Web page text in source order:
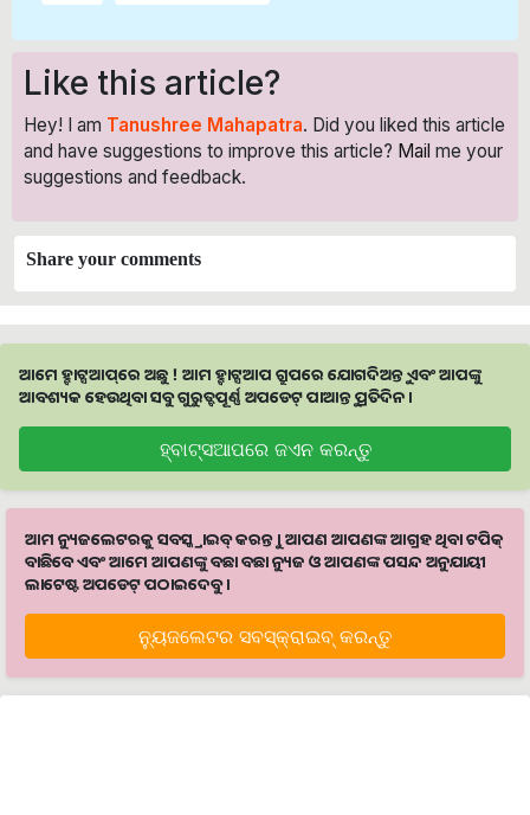
Like this article?
Hey! I am Tanushree Mahapatra. Did you liked this article
and have suggestions to improve this article? Mail me your
suggestions and feedback.
Share your comments
ଆମେ ହ୍ବାଟ୍ସଆପ୍‌ରେ ଅଛୁ ! ଆମ ହ୍ବାଟ୍ସଆପ ଗ୍ରୁପରେ ଯୋଗଦିଅନ୍ତୁ ଏବଂ ଆପଙ୍କୁ
ଆବଶ୍ୟକ ହେଉଥିବା ସବୁ ଗୁରୁତ୍ବପୂର୍ଣ୍ଣ ଅପଡେଟ୍‌ ପାଆନ୍ତୁ ପ୍ରତିଦିନ ।
ହ୍ବାଟ୍ସଆପରେ ଜଏନ କରନ୍ତୁ
ଆମ ନ୍ୟୁଜଲେଟରକୁ ସବସ୍କ୍ରାଇବ୍ କରନ୍ତୁ । ଆପଣ ଆପଣଙ୍କ ଆଗ୍ରହ ଥିବା ଟପିକ୍‌
ବାଛିବେ ଏବଂ ଆମେ ଆପଣଙ୍କୁ ବଛା ବଛା ନ୍ୟୁଜ ଓ ଆପଣଙ୍କ ପସନ୍ଦ ଅନୁଯାୟୀ
ଲାଟେଷ୍ଟ ଅପଡେଟ୍‌ ପଠାଇଦେବୁ ।
ନ୍ୟୁଜଲେଟର ସବସ୍କ୍ରାଇବ୍‌ କରନ୍ତୁ